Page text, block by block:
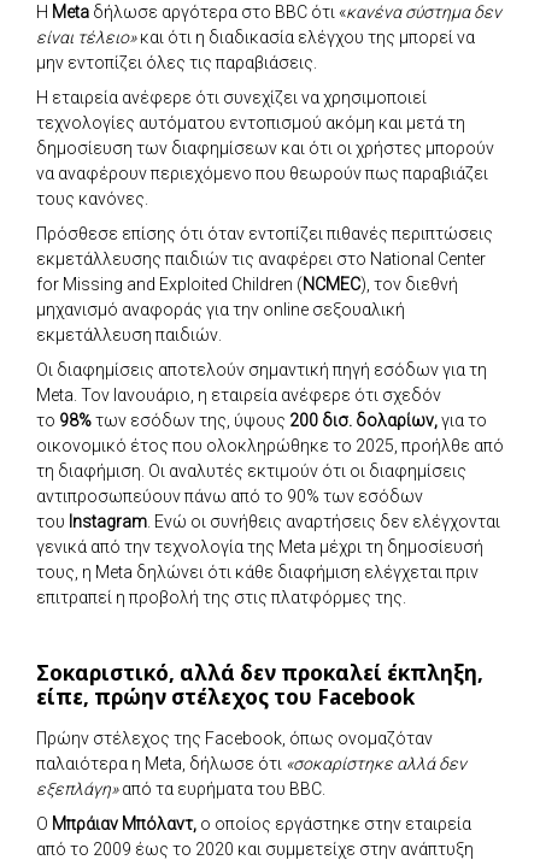
Η Meta δήλωσε αργότερα στο BBC ότι «κανένα σύστημα δεν
είναι τέλειο»και ότι η διαδικασία ελέγχου της μπορεί να
μην εντοπίζει όλες τις παραβιάσεις.
Η εταιρεία ανέφερε ότι συνεχίζει να χρησιμοποιεί
τεχνολογίες αυτόματου εντοπισμού ακόμη και μετά τη
δημοσίευση των διαφημίσεων και ότι οι χρήστες μπορούν
να αναφέρουν περιεχόμενο που θεωρούν πως παραβιάζει
τους κανόνες.
Πρόσθεσε επίσης ότι όταν εντοπίζει πιθανές περιπτώσεις
εκμετάλλευσης παιδιών τις αναφέρει στο National Center
for Missing and Exploited Children (NCMEC), τον διεθνή
μηχανισμό αναφοράς για την online σεξουαλική
εκμετάλλευση παιδιών.
Οι διαφημίσεις αποτελούν σημαντική πηγή εσόδων για τη
Meta. Τον Ιανουάριο, η εταιρεία ανέφερε ότι σχεδόν
το 98%των εσόδων της, ύψους 200 δισ. δολαρίων,για το
οικονομικό έτος που ολοκληρώθηκε το 2025, προήλθε από
τη διαφήμιση. Οι αναλυτές εκτιμούν ότι οι διαφημίσεις
αντιπροσωπεύουν πάνω από το 90% των εσόδων
του Instagram . Ενώ οι συνήθεις αναρτήσεις δεν ελέγχονται
γενικά από την τεχνολογία της Meta μέχρι τη δημοσίευσή
τους, η Meta δηλώνει ότι κάθε διαφήμιση ελέγχεται πριν
επιτραπεί η προβολή της στις πλατφόρμες της.
Σοκαριστικό, αλλά δεν προκαλεί έκπληξη,
είπε, πρώην στέλεχος του Facebook
Πρώην στέλεχος της Facebook, όπως ονομαζόταν
παλαιότερα η Meta, δήλωσε ότι «σοκαρίστηκε αλλά δεν
εξεπλάγη»από τα ευρήματα του BBC.
Ο Μπράιαν Μπόλαντ, ο οποίος εργάστηκε στην εταιρεία
από το 2009 έως το 2020 και συμμετείχε στην ανάπτυξη